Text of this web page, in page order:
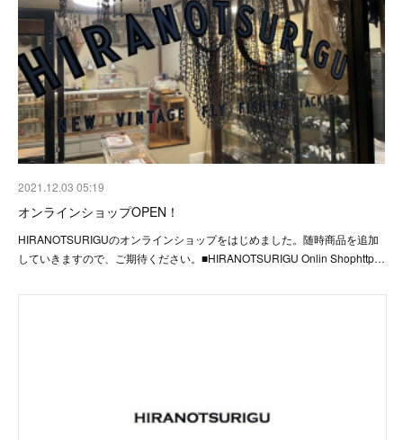
2021.12.03 05:19
オンラインショップOPEN！
HIRANOTSURIGUのオンラインショップをはじめました。随時商品を追加
していきますので、ご期待ください。■HIRANOTSURIGU Onlin Shophttp…